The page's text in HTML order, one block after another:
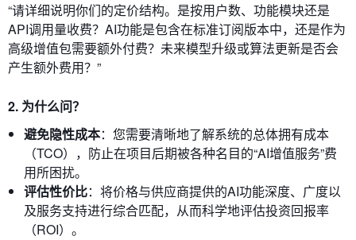
“请详细说明你们的定价结构。是按用户数、功能模块还是
API调用量收费？AI功能是包含在标准订阅版本中，还是作为
高级增值包需要额外付费？未来模型升级或算法更新是否会
产生额外费用？”
2. 为什么问？
避免隐性成本：您需要清晰地了解系统的总体拥有成本
（TCO），防止在项目后期被各种名目的“AI增值服务”费
用所困扰。
评估性价比：将价格与供应商提供的AI功能深度、广度以
及服务支持进行综合匹配，从而科学地评估投资回报率
（ROI）。